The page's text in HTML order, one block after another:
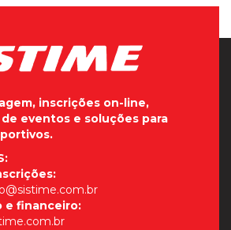
inscrições on-line,
eventos e soluções para
e financeiro: